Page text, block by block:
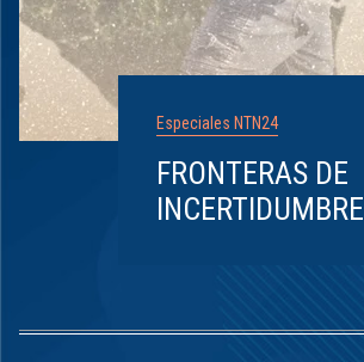
Especiales NTN24
FRONTERAS DE
INCERTIDUMBRE